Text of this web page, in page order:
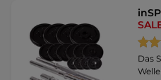
Das